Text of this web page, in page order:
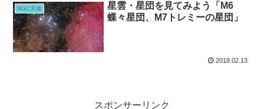
NGC天体
星雲・星団を見てみよう「M6
蝶々星団、M7トレミーの星団」
2018.02.13
スポンサーリンク